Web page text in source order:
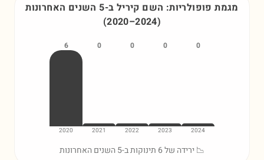
מגמת פופולריות: השם קיריל ב-5 השנים האחרונות
(2020–2024)
0
2024
0
2023
0
2022
0
2021
6
2020
📉 ירידה של 6 תינוקות ב-5 השנים האחרונות